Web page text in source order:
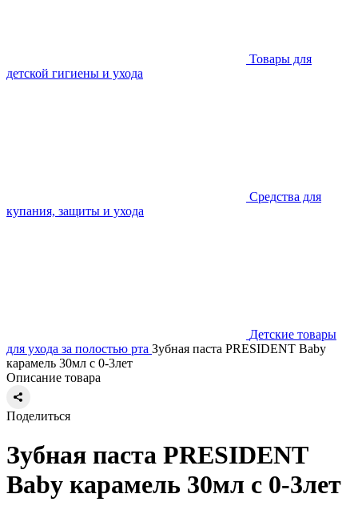
Товары для
детской гигиены и ухода
Средства для
купания, защиты и ухода
Детские товары
для ухода за полостью рта Зубная паста PRESIDENT Baby
карамель 30мл с 0-3лет
Описание товара
Поделиться
Зубная паста PRESIDENT
Baby карамель 30мл с 0-3лет